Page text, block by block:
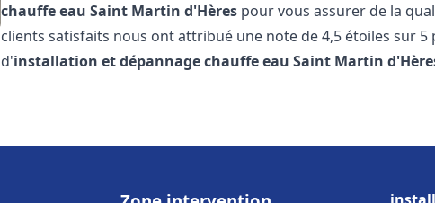
chauffe eau Saint Martin d'Hères pour vous assurer de la
clients satisfaits nous ont attribué une note de 4,5 étoiles sur
d'installation et dépannage chauffe eau Saint Martin